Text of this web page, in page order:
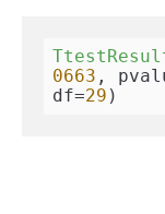
0663 ,
df=29 )